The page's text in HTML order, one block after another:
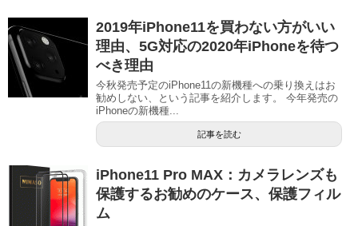
2019年iPhone11を買わない方がいい
理由、5G対応の2020年iPhoneを待つ
べき理由
今秋発売予定のiPhone11の新機種への乗り換えはお
勧めしない、という記事を紹介します。 今年発売の
iPhoneの新機種...
記事を読む
iPhone11 Pro MAX：カメラレンズも
保護するお勧めのケース、保護フィル
ム